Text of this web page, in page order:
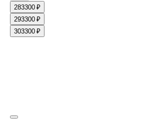
283300 ₽
293300 ₽
303300 ₽